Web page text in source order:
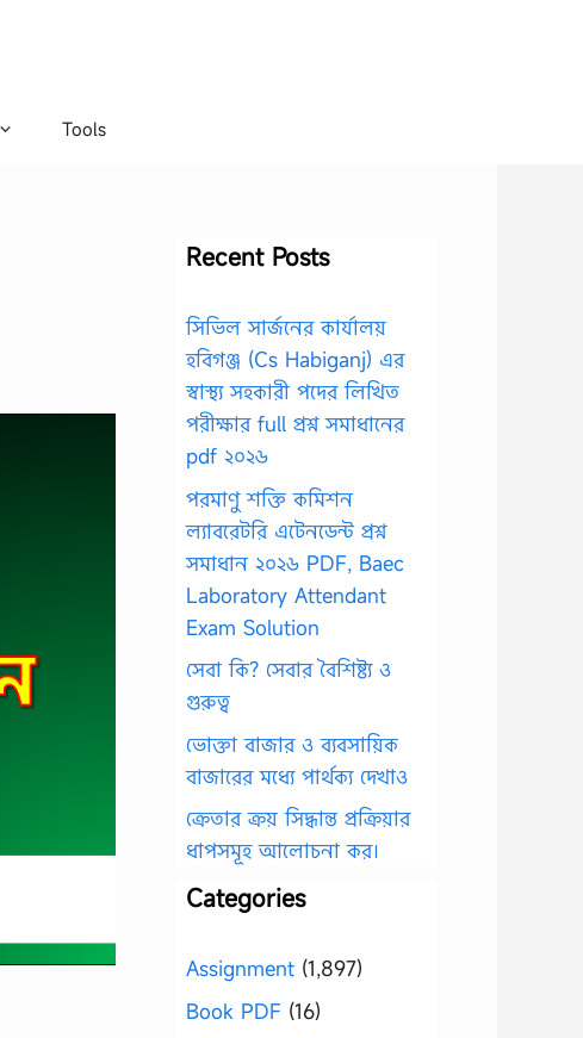
Tools
Recent Posts
সিভিল সার্জনের কার্যালয়
হবিগঞ্জ (Cs Habiganj) এর
স্বাস্থ্য সহকারী পদের লিখিত
পরীক্ষার full প্রশ্ন সমাধানের
pdf ২০২৬
পরমাণু শক্তি কমিশন
ল্যাবরেটরি এটেনডেন্ট প্রশ্ন
সমাধান ২০২৬ PDF, Baec
Laboratory Attendant
Exam Solution
সেবা কি? সেবার বৈশিষ্ট্য ও
গুরুত্ব
ভোক্তা বাজার ও ব্যবসায়িক
বাজারের মধ্যে পার্থক্য দেখাও
ক্রেতার ক্রয় সিদ্ধান্ত প্রক্রিয়ার
ধাপসমূহ আলোচনা কর।
Categories
Assignment (1,897)
Book PDF (16)